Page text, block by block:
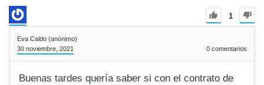
1
Eva Caldo (anónimo)
30 noviembre, 2021
0 comentarios
Buenas tardes quería saber si con el contrato de